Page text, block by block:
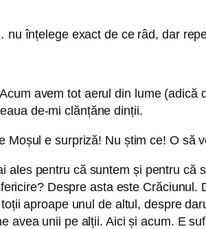
înțelege exact de ce râd, dar
avem tot aerul din lume
de-mi clănțăne dinții.
e surpriză! Nu știm ce! O să
ales pentru că suntem și pentru
Despre asta este
aproape unul de altul, despre
avea unii pe alții. Aici și acum. E